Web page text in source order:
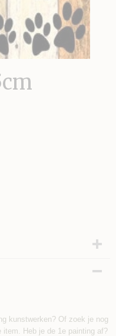
kunstwerken? Of zoek je nog
item. Heb je de 1e painting af?